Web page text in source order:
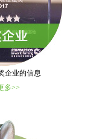
企业的信息
多>>